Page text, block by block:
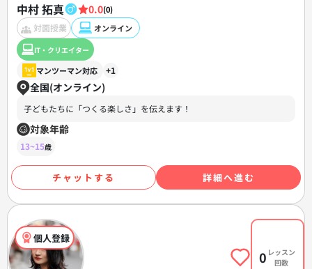
中村 拓真 0.0(0)
対面授業 オンライン
IT・クリエイター
マンツーマン対応 +1
全国(オンライン)
子どもたちに「つくる楽しさ」を伝えます！
対象年齢
13~15歳
チャットする 詳細へ進む
個人登録
0 レッスン
回数